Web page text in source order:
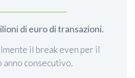
di euro di transazioni.
il break even per il
anno consecutivo.